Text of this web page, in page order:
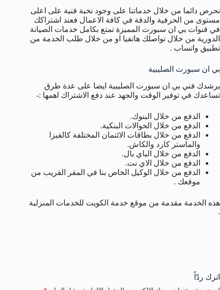
نحرص دائما من خلال خدماتنا على وجود نخبة فنية على اعلى
مستوى من الحرفية والدقة في كافة الاعمال فعند اشتراكك
في قنوات بي ان سبورت المميزة تمتع بكامل خدمات الصيانة
الدورية من خلال تواصلك هاتفيا او من خلال طلب الخدمة من
تطبيق واتساب .
بي ان سبورت الصليبية
يرشدك فني بي ان سبورت الصليبية ايضا على عدة طرق
تساعدك في توفير الوقت والجهد عند دفع الاشتراك اهمها :-
الدفع من خلال البنوك.
الدفع من خلال الحوالات البنكية.
الدفع من خلال بطاقات الائتمان المختلفة كالفيزا
والماستر كارد والكاش.
الدفع من خلال الباي بال.
الدفع من خلال الاي نت.
الدفع من خلال الوكيل الخاص بنا في المقر القريب من
موقعك .
هذه الخدمة مقدمة من موقع خدمة الكويت للخدمات المنزلية
.
اترك ردّاً